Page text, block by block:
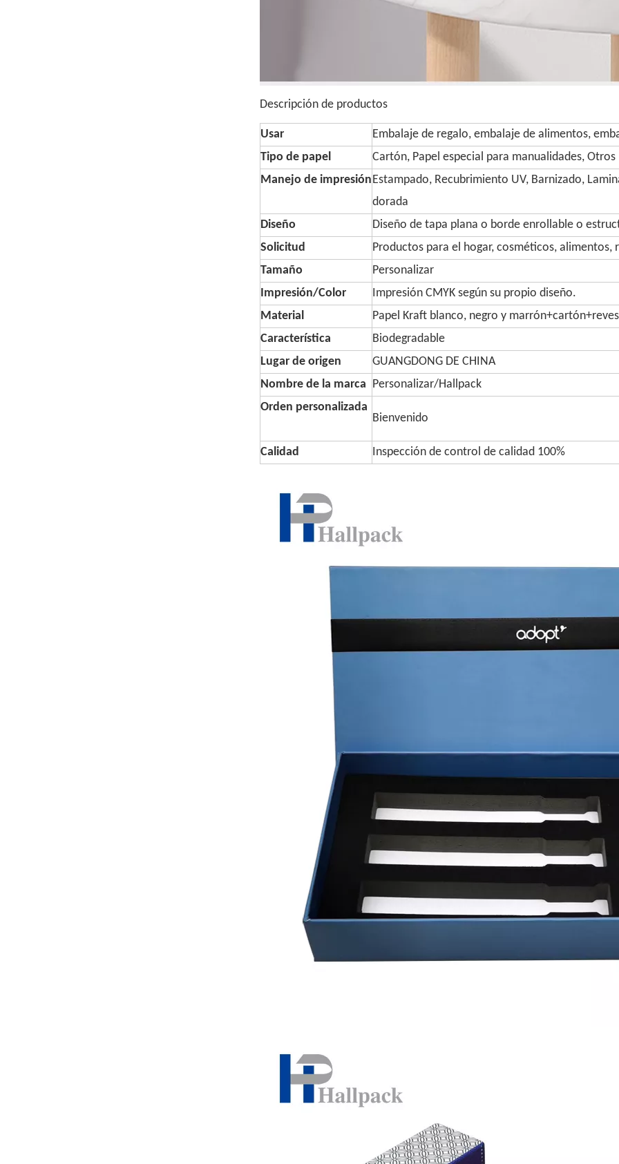
Descripción de productos
Usar
Embalaje de regalo, embalaje de alimentos,
Tipo de papel
Cartón, Papel especial para manualidades, Otros
Manejo de impresiónEstampado, Recubrimiento UV, Barnizado,
dorada
Diseño
Diseño de tapa plana o borde enrollable o
Solicitud
Productos para el hogar, cosméticos, alimentos,
Tamaño
Personalizar
Impresión/Color
Impresión CMYK según su propio diseño.
Material
Papel Kraft blanco, negro y
Característica
Biodegradable
Lugar de origen
GUANGDONG DE CHINA
Nombre de la marca Personalizar/Hallpack
Orden personalizada
Bienvenido
Calidad Inspección de control de calidad 100%